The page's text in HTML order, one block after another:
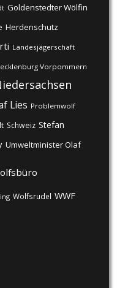
Goldenstedter Wölfin
Herdenschutz
Landesjägerschaft
Vorpommern
Lies Problemwolf
Schweiz Stefan
Umweltminister Olaf
Wolfsrudel WWF